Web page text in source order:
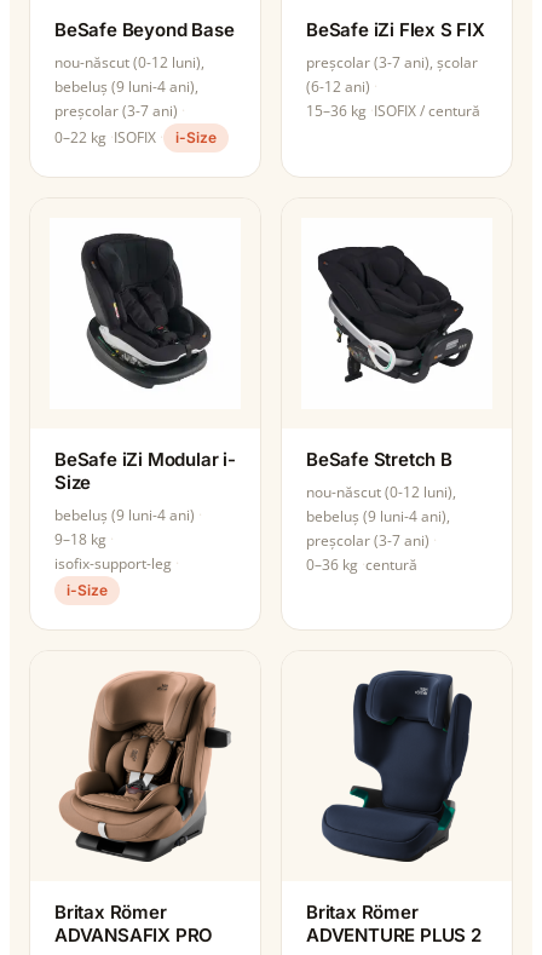
BeSafe Beyond Base
nou-născut (0-12 luni),
bebeluș (9 luni-4 ani),
preșcolar (3-7 ani)
0–22 kg ISOFIX i-Size
BeSafe iZi Flex S FIX
preșcolar (3-7 ani), școlar
(6-12 ani)
15–36 kg ISOFIX / centură
BeSafe iZi Modular i-
Size
bebeluș (9 luni-4 ani)
9–18 kg
isofix-support-leg
i-Size
BeSafe Stretch B
nou-născut (0-12 luni),
bebeluș (9 luni-4 ani),
preșcolar (3-7 ani)
0–36 kg centură
Britax Römer
ADVANSAFIX PRO
Britax Römer
ADVENTURE PLUS 2